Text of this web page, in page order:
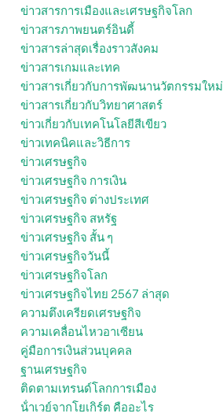
ข่าวสารการเมืองและเศรษฐกิจโลก
ข่าวสารภาพยนตร์อินดี้
ข่าวสารล่าสุดเรื่องราวสังคม
ข่าวสารเกมและเทค
ข่าวสารเกี่ยวกับการพัฒนานวัตกรรมใหม่
ข่าวสารเกี่ยวกับวิทยาศาสตร์
ข่าวเกี่ยวกับเทคโนโลยีสีเขียว
ข่าวเทคนิคและวิธีการ
ข่าวเศรษฐกิจ
ข่าวเศรษฐกิจ การเงิน
ข่าวเศรษฐกิจ ต่างประเทศ
ข่าวเศรษฐกิจ สหรัฐ
ข่าวเศรษฐกิจ สั้น ๆ
ข่าวเศรษฐกิจวันนี้
ข่าวเศรษฐกิจโลก
ข่าวเศรษฐกิจไทย 2567 ล่าสุด
ความตึงเครียดเศรษฐกิจ
ความเคลื่อนไหวอาเซียน
คู่มือการเงินส่วนบุคคล
ฐานเศรษฐกิจ
ติดตามเทรนด์โลกการเมือง
น้ําเวย์จากโยเกิร์ต คืออะไร